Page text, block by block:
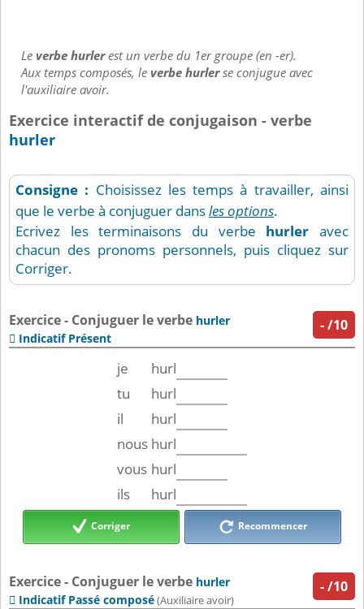
Leverbe hurlerest un verbe du 1er groupe (en -er).
Aux temps composés, leverbe hurlerse conjugue avec
l'auxiliaire avoir.
Exercice interactif de conjugaison - verbe
hurler
Consigne : Choisissez les temps à travailler, ainsi
que le verbe à conjuguer dansles options.
Ecrivez les terminaisons du verbe hurler avec
chacun des pronoms personnels, puis cliquez sur
Corriger.
-/10
Exercice - Conjuguer le verbe hurler
 Indicatif Présent
je
hurl
tu
hurl
il
hurl
nous hurl
vous hurl
ils
hurl
Corriger Recommencer
-/10
Exercice - Conjuguer le verbe hurler
 Indicatif Passé composé(Auxiliaire avoir)